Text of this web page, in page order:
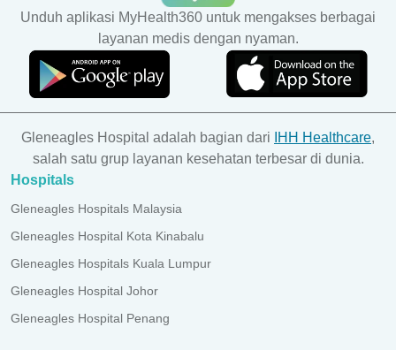
Unduh aplikasi MyHealth360 untuk mengakses berbagai
layanan medis dengan nyaman.
Gleneagles Hospital adalah bagian dari IHH Healthcare,
salah satu grup layanan kesehatan terbesar di dunia.
Hospitals
Gleneagles Hospitals Malaysia
Gleneagles Hospital Kota Kinabalu
Gleneagles Hospitals Kuala Lumpur
Gleneagles Hospital Johor
Gleneagles Hospital Penang